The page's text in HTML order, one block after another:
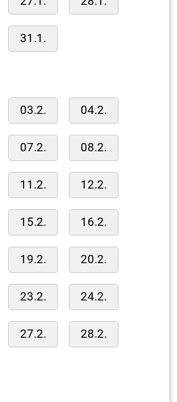
31.1.
03.2. 04.2.
07.2. 08.2.
11.2. 12.2.
15.2. 16.2.
19.2. 20.2.
23.2. 24.2.
27.2. 28.2.